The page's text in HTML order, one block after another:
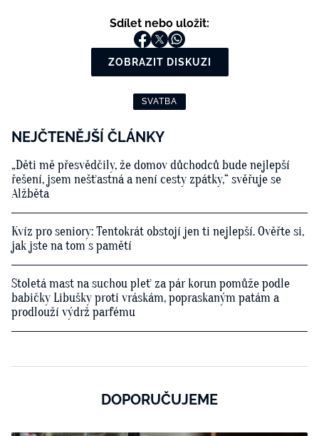
Sdílet nebo uložit:
ZOBRAZIT DISKUZI
SVATBA
NEJČTENĚJŠÍ ČLÁNKY
„Děti mě přesvědčily, že domov důchodců bude nejlepší
řešení, jsem nešťastná a není cesty zpátky,“ svěřuje se
Alžběta
Kvíz pro seniory: Tentokrát obstojí jen ti nejlepší. Ověřte si,
jak jste na tom s pamětí
Stoletá mast na suchou pleť za pár korun pomůže podle
babičky Libušky proti vráskám, popraskaným patám a
prodlouží výdrž parfému
DOPORUČUJEME